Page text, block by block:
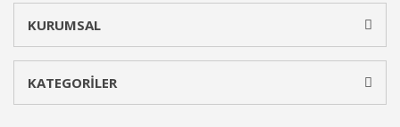
KURUMSAL
KATEGORİLER